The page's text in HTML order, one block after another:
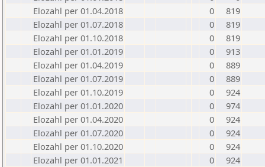
Elozahl per 01.04.2018
0
819
Elozahl per 01.07.2018
0
819
Elozahl per 01.10.2018
0
819
Elozahl per 01.01.2019
0
913
Elozahl per 01.04.2019
0
889
Elozahl per 01.07.2019
0
889
Elozahl per 01.10.2019
0
924
Elozahl per 01.01.2020
0
974
Elozahl per 01.04.2020
0
924
Elozahl per 01.07.2020
0
924
Elozahl per 01.10.2020
0
924
Elozahl per 01.01.2021
0
924